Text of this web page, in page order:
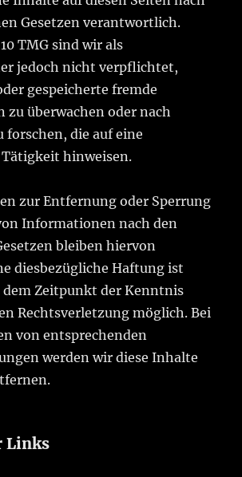
Gesetzen verantwortlich.
TMG sind wir als
jedoch nicht verpflichtet,
gespeicherte fremde
überwachen oder nach
forschen, die auf eine
hinweisen.
zur Entfernung oder Sperrung
Informationen nach den
bleiben hiervon
diesbezügliche Haftung ist
dem Zeitpunkt der Kenntnis
Rechtsverletzung möglich. Bei
von entsprechenden
werden wir diese Inhalte
Links